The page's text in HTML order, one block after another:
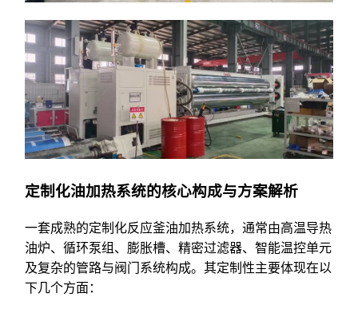
定制化油加热系统的核心构成与方案解析
一套成熟的定制化反应釜油加热系统，通常由高温导热
油炉、循环泵组、膨胀槽、精密过滤器、智能温控单元
及复杂的管路与阀门系统构成。其定制性主要体现在以
下几个方面：